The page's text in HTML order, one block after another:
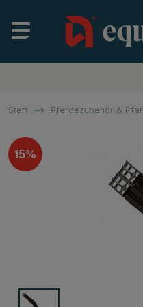
Start Pferdezubehör &
15%